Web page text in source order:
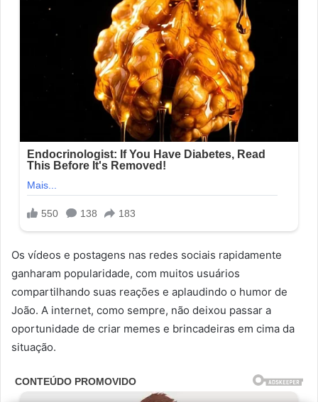
Os vídeos e postagens nas redes sociais rapidamente
ganharam popularidade, com muitos usuários
compartilhando suas reações e aplaudindo o humor de
João. A internet, como sempre, não deixou passar a
oportunidade de criar memes e brincadeiras em cima da
situação.